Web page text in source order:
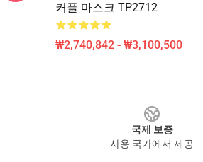
커플 마스크 TP2712
₩2,740,842 - ₩3,100,500
국제 보증
사용 국가에서 제공